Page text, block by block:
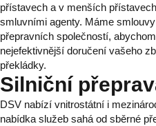
přístavech a v menších
smluvními agenty. Máme
přepravních společností,
nejefektivnější doručení vašeho
překládky.
Silniční
DSV nabízí vnitrostátní i
nabídka služeb sahá od sběrné